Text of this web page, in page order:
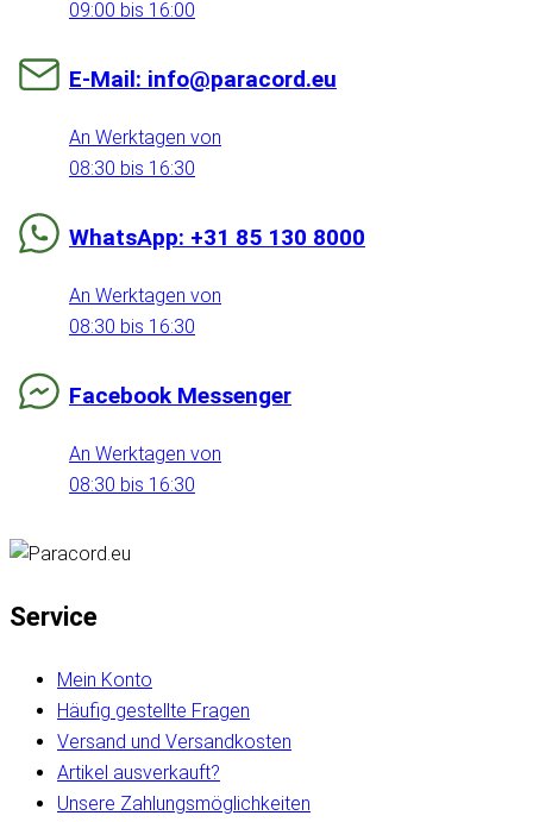
09:00 bis 16:00
E-Mail: info@paracord.eu
An Werktagen von
08:30 bis 16:30
WhatsApp: +31 85 130 8000
An Werktagen von
08:30 bis 16:30
Facebook Messenger
An Werktagen von
08:30 bis 16:30
Service
Mein Konto
Häufig gestellte Fragen
Versand und Versandkosten
Artikel ausverkauft?
Unsere Zahlungsmöglichkeiten